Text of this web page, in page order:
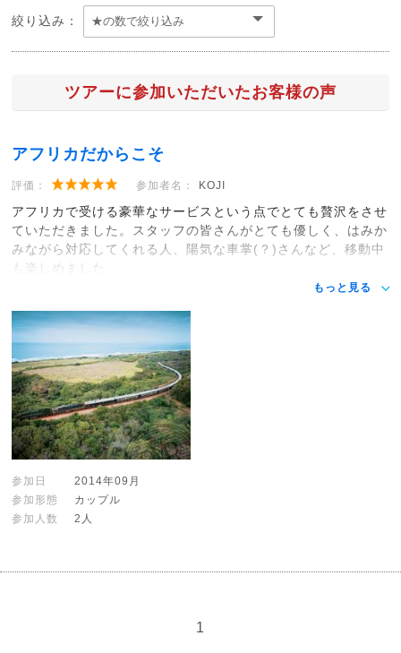
絞り込み：
ツアーに参加いただいたお客様の声
アフリカだからこそ
評価： 参加者名： KOJI
アフリカで受ける豪華なサービスという点でとても贅沢をさせ
ていただきました。スタッフの皆さんがとても優しく、はみか
みながら対応してくれる人、陽気な車掌(？)さんなど、移動中
も楽しめました。
もっと見る
参加日
2014年09月
参加形態
カップル
参加人数
2人
1